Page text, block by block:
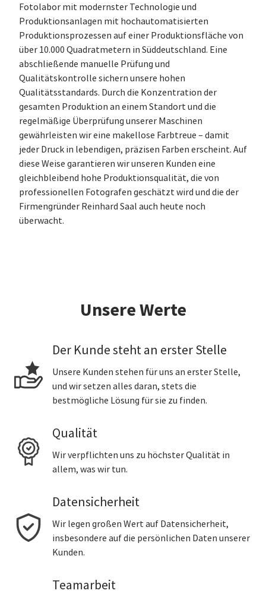
Fotolabor mit modernster Technologie und
Produktionsanlagen mit hochautomatisierten
Produktionsprozessen auf einer Produktionsfläche von
über 10.000 Quadratmetern in Süddeutschland. Eine
abschließende manuelle Prüfung und
Qualitätskontrolle sichern unsere hohen
Qualitätsstandards. Durch die Konzentration der
gesamten Produktion an einem Standort und die
regelmäßige Überprüfung unserer Maschinen
gewährleisten wir eine makellose Farbtreue – damit
jeder Druck in lebendigen, präzisen Farben erscheint. Auf
diese Weise garantieren wir unseren Kunden eine
gleichbleibend hohe Produktionsqualität, die von
professionellen Fotografen geschätzt wird und die der
Firmengründer Reinhard Saal auch heute noch
überwacht.
Unsere Werte
Der Kunde steht an erster Stelle
Unsere Kunden stehen für uns an erster Stelle,
und wir setzen alles daran, stets die
bestmögliche Lösung für sie zu finden.
Qualität
Wir verpflichten uns zu höchster Qualität in
allem, was wir tun.
Datensicherheit
Wir legen großen Wert auf Datensicherheit,
insbesondere auf die persönlichen Daten unserer
Kunden.
Teamarbeit